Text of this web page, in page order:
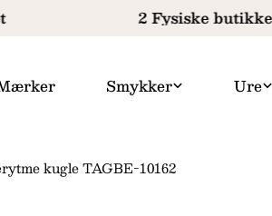
2 Fysiske
Smykker Ure
kugle TAGBE-10162